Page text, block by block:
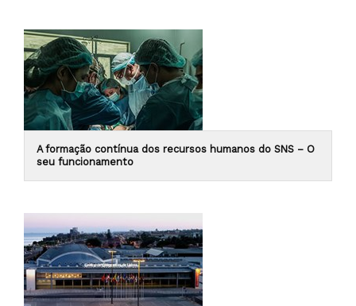
A formação contínua dos recursos humanos do SNS – O
seu funcionamento